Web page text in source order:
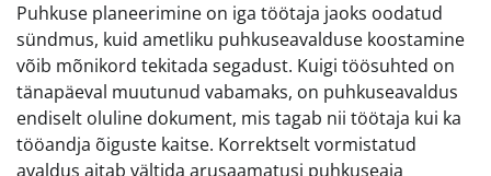
Puhkuse planeerimine on iga töötaja jaoks oodatud
sündmus, kuid ametliku puhkuseavalduse koostamine
võib mõnikord tekitada segadust. Kuigi töösuhted on
tänapäeval muutunud vabamaks, on puhkuseavaldus
endiselt oluline dokument, mis tagab nii töötaja kui ka
tööandja õiguste kaitse. Korrektselt vormistatud
avaldus aitab vältida arusaamatusi puhkuseaja